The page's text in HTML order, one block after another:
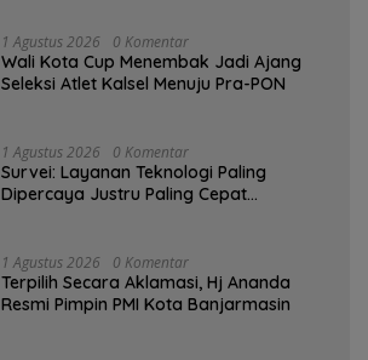
1 Agustus 2026 0 Komentar
Wali Kota Cup Menembak Jadi Ajang
Seleksi Atlet Kalsel Menuju Pra-PON
1 Agustus 2026 0 Komentar
Survei: Layanan Teknologi Paling
Dipercaya Justru Paling Cepat
1 Agustus 2026 0 Komentar
‎Terpilih Secara Aklamasi, Hj Ananda
Resmi Pimpin PMI Kota Banjarmasin